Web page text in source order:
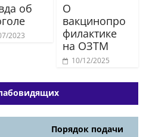
об
2023
О
вакцинопро
филактике
на ОЗТМ
10/12/2025
Порядок подачи